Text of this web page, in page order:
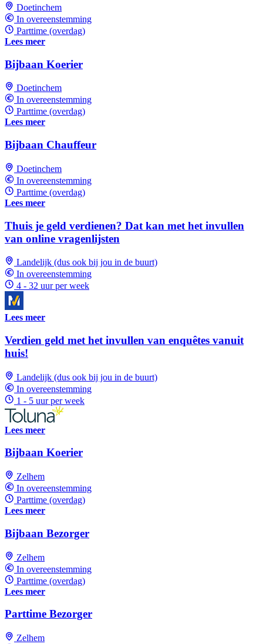
Doetinchem
In overeenstemming
Parttime (overdag)
Lees meer
Bijbaan Koerier
Doetinchem
In overeenstemming
Parttime (overdag)
Lees meer
Bijbaan Chauffeur
Doetinchem
In overeenstemming
Parttime (overdag)
Lees meer
Thuis je geld verdienen? Dat kan met het invullen
van online vragenlijsten
Landelijk (dus ook bij jou in de buurt)
In overeenstemming
4 - 32 uur per week
Lees meer
Verdien geld met het invullen van enquêtes vanuit
huis!
Landelijk (dus ook bij jou in de buurt)
In overeenstemming
1 - 5 uur per week
Lees meer
Bijbaan Koerier
Zelhem
In overeenstemming
Parttime (overdag)
Lees meer
Bijbaan Bezorger
Zelhem
In overeenstemming
Parttime (overdag)
Lees meer
Parttime Bezorger
Zelhem